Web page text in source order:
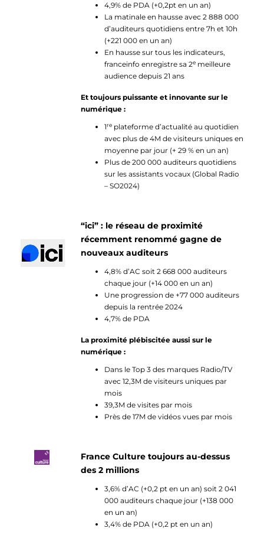
4,9% de PDA (+0,2pt en un an)
La matinale en hausse avec 2 888 000
d’auditeurs quotidiens entre 7h et 10h
(+221 000 en un an)
En hausse sur tous les indicateurs,
franceinfo enregistre sa 2e meilleure
audience depuis 21 ans
Et toujours puissante et innovante sur le
numérique :
1re plateforme d’actualité au quotidien
avec plus de 4M de visiteurs uniques en
moyenne par jour (+ 29 % en un an)
Plus de 200 000 auditeurs quotidiens
sur les assistants vocaux (Global Radio
– SO2024)
“ici” : le réseau de proximité
récemment renommé gagne de
nouveaux auditeurs
4,8% d’AC soit 2 668 000 auditeurs
chaque jour (+14 000 en un an)
Une progression de +77 000 auditeurs
depuis la rentrée 2024
4,7% de PDA
La proximité plébiscitée aussi sur le
numérique :
Dans le Top 3 des marques Radio/TV
avec 12,3M de visiteurs uniques par
mois
39,3M de visites par mois
Près de 17M de vidéos vues par mois
France Culture toujours au-dessus
des 2 millions
3,6% d’AC (+0,2 pt en un an) soit 2 041
000 auditeurs chaque jour (+138 000
en un an)
3,4% de PDA (+0,2 pt en un an)